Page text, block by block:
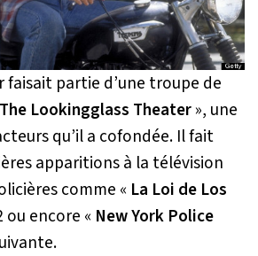
faisait partie d’une troupe de
The Lookingglass Theater», une
qu’il a cofondée. Il fait
apparitions à la télévision
comme « La Loi de Los
ou encore « New York Police